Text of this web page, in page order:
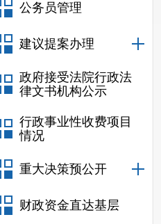
公务员管理
建议提案办理
政府接受法院行政法
律文书机构公示
行政事业性收费项目
情况
重大决策预公开
财政资金直达基层